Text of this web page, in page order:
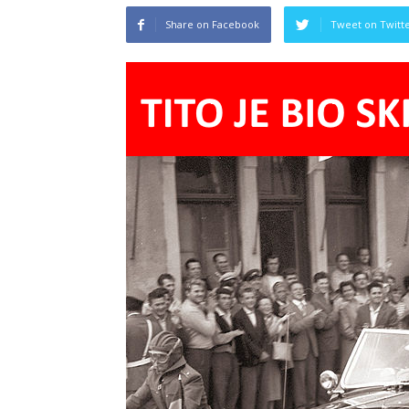
Share on Facebook Tweet on